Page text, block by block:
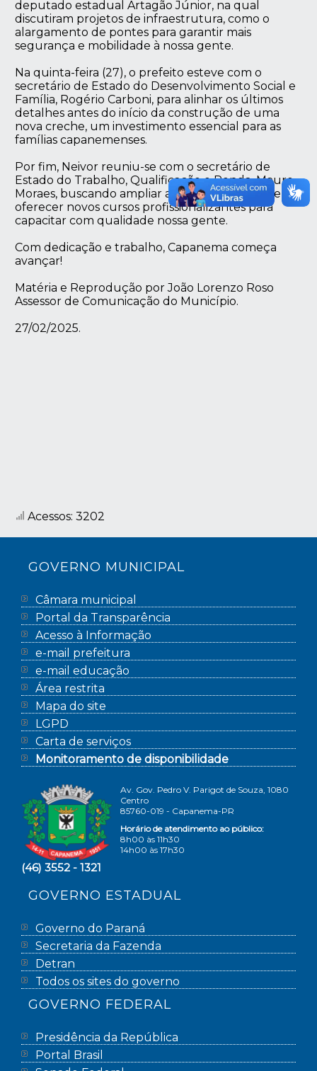
deputado estadual Artagão Júnior, na qual
discutiram projetos de infraestrutura, como o
alargamento de pontes para garantir mais
segurança e mobilidade à nossa gente.
Na quinta-feira (27), o prefeito esteve com o
secretário de Estado do Desenvolvimento Social e
Família, Rogério Carboni, para alinhar os últimos
detalhes antes do início da construção de uma
nova creche, um investimento essencial para as
famílias capanemenses.
Por fim, Neivor reuniu-se com o secretário de
Estado do Trabalho, Qualificação e Renda, Mauro
Moraes, buscando ampliar a empregabilidade e
oferecer novos cursos profissionalizantes para
capacitar com qualidade nossa gente.
Com dedicação e trabalho, Capanema começa
avançar!
Matéria e Reprodução por João Lorenzo Roso
Assessor de Comunicação do Município.
27/02/2025.
Acessos: 3202
GOVERNO MUNICIPAL
Câmara municipal
Portal da Transparência
Acesso à Informação
e-mail prefeitura
e-mail educação
Área restrita
Mapa do site
LGPD
Carta de serviços
Monitoramento de disponibilidade
Av. Gov. Pedro V. Parigot de Souza, 1080
Centro
85760-019 - Capanema-PR
Horário de atendimento ao público:
8h00 às 11h30
14h00 às 17h30
(46) 3552 - 1321
GOVERNO ESTADUAL
Governo do Paraná
Secretaria da Fazenda
Detran
Todos os sites do governo
GOVERNO FEDERAL
Presidência da República
Portal Brasil